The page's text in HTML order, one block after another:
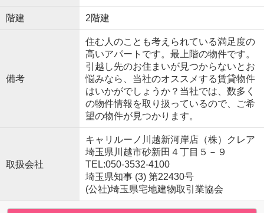
階建 2階建
備考
住む人のことも考えられている満足度の
高いアパートです。最上階の物件です。
引越し先のお住まいが見つからないとお
悩みなら、当社のオススメする賃貸物件
はいかがでしょうか？当社では、数多く
の物件情報を取り扱っているので、ご希
望の物件が見つかります。
取扱会社
キャリルーノ川越新河岸店（株）クレア
埼玉県川越市砂新田４丁目５－９
TEL:050-3532-4100
埼玉県知事 (3) 第22430号
(公社)埼玉県宅地建物取引業協会